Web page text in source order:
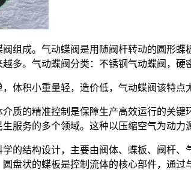
组成。气动蝶阀是用随阀杆转动的圆形
多。气动蝶阀分类：不锈钢气动蝶阀，硬
体积小重量轻，造价低，气动蝶阀该特
质的精准控制是保障生产高效运行的关
服务的多个领域。这种以压缩空气为动
的结构设计，主要由阀体、蝶板、阀杆
盘状的蝶板是控制流体的核心部件，通